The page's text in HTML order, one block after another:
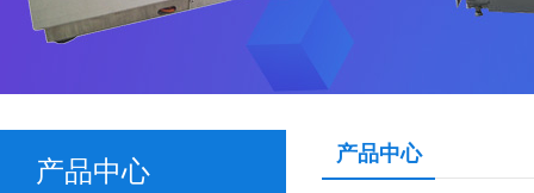
产品中心
产品中心